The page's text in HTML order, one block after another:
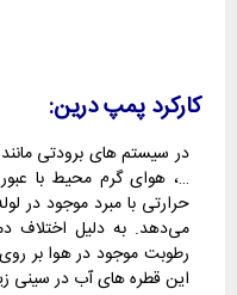
کارکرد پمپ درین:
در سیستم های برودتی
…، هوای گرم محیط با عبور
حرارتی با مبرد موجود در
می‌دهد. به دلیل اختلاف
رطوبت موجود در هوا بر
این قطره های آب در سینی